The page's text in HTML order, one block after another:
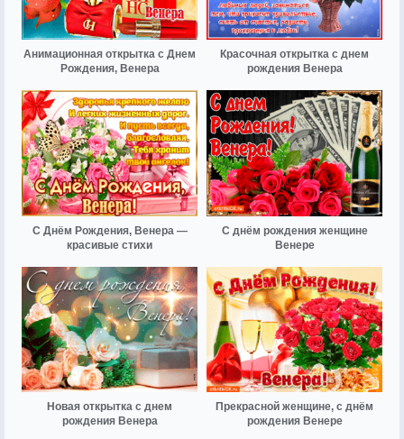
Анимационная открытка с Днем
Рождения, Венера
Красочная открытка с днем
рождения Венера
С Днём Рождения, Венера —
красивые стихи
С днём рождения женщине
Венере
Новая открытка с днем
рождения Венера
Прекрасной женщине, с днём
рождения Венере